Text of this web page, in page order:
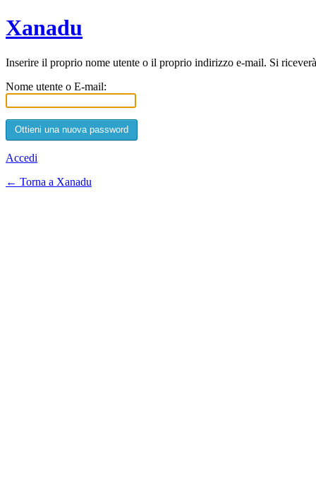
Xanadu
Inserire il proprio nome utente o il proprio indirizzo e-mail. Si
Nome utente o E-mail:
Accedi
← Torna a Xanadu